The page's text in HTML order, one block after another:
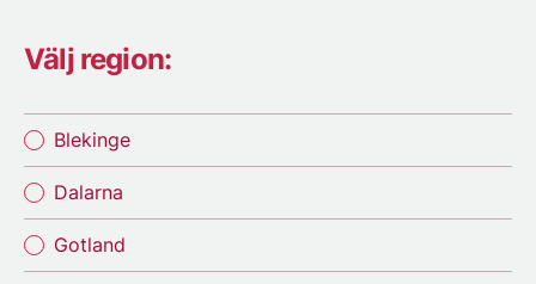
Välj region:
Blekinge
Dalarna
Gotland